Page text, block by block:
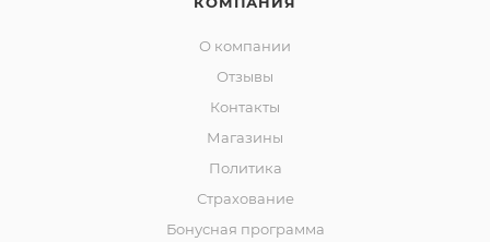
О компании
Отзывы
Контакты
Магазины
Политика
Страхование
Бонусная программа